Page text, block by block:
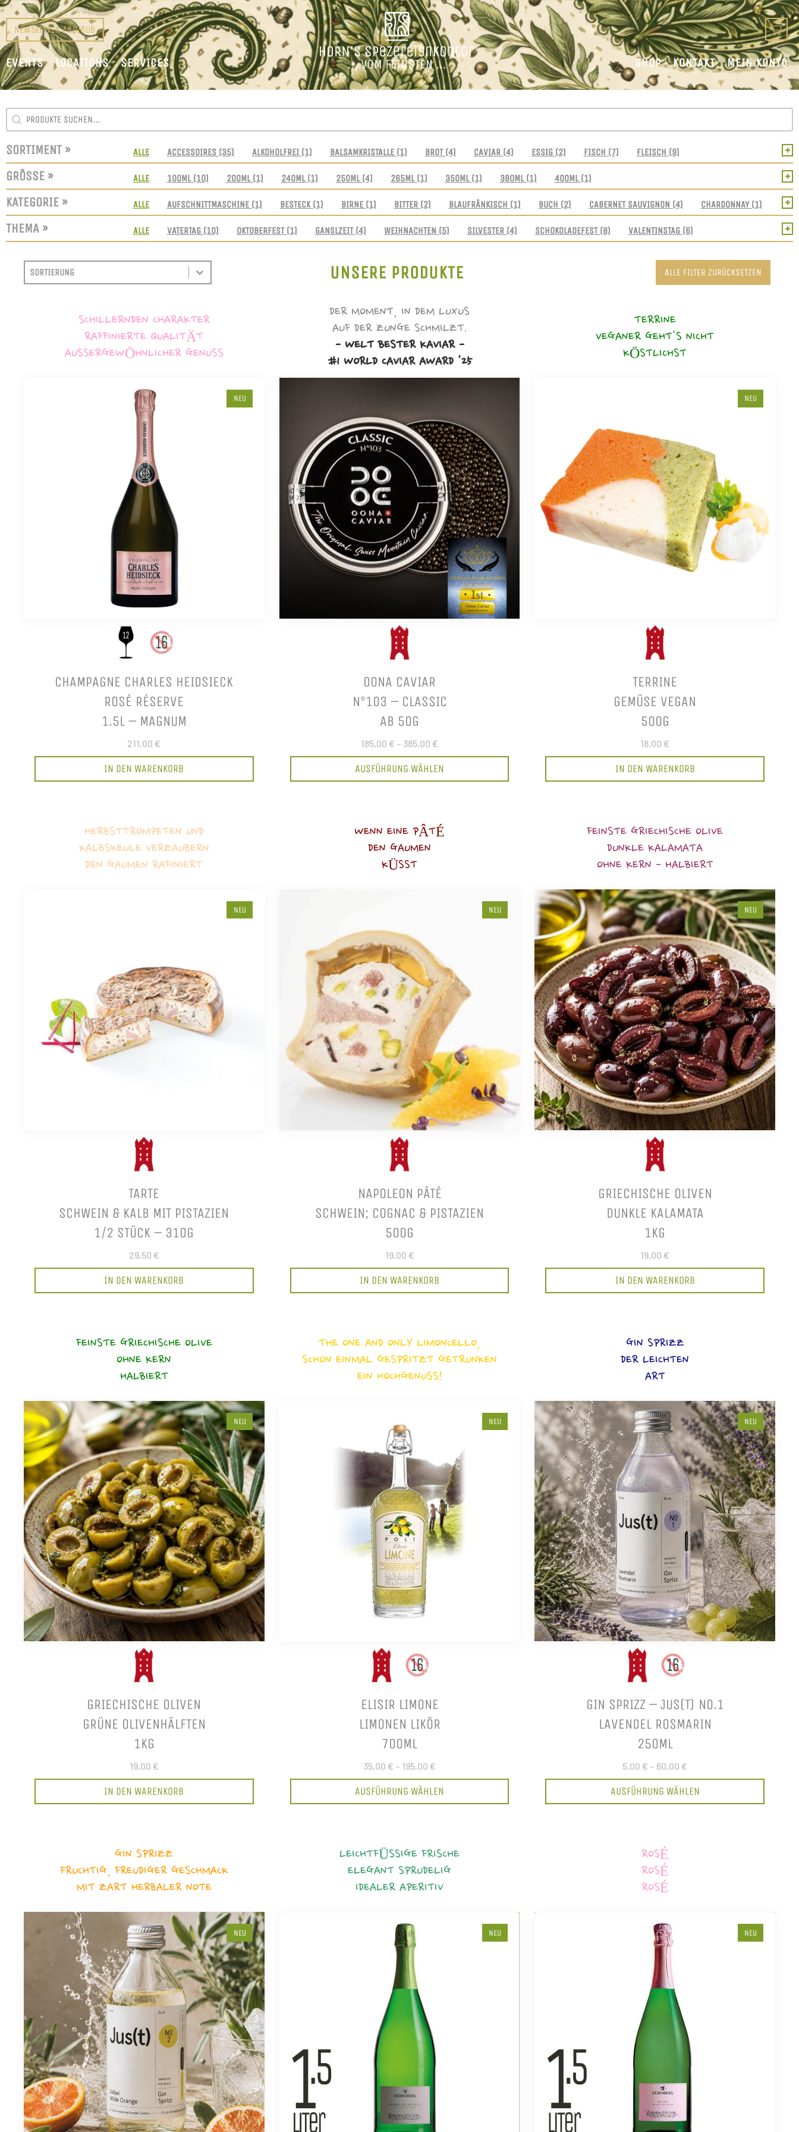
NEWSLETTER ABO/SUB
EVENTS LOCATIONS SERVICES SHOP KONTAKT MEIN KONTO
SUCHFELD
SEARCH CONTENT
SORTIMENT » SORTIMENT
ALLE ACCESSOIRES (35) ALKOHOLFREI (1) BALSAMKRISTALLE (1) BROT (4) CAVIAR (4) ESSIG (2) FISCH (7) FLEISCH (9)
+
GRÖSSE »
GRÖSSEN
ALLE 100ML (10) 200ML (1) 240ML (1) 250ML (4) 265ML (1) 350ML (1) 380ML (1) 400ML (1)
+
KATEGORIE »
KATEGORIE
ALLE AUFSCHNITTMASCHINE (1) BESTECK (1) BIRNE (1) BITTER (2) BLAUFRÄNKISCH (1) BUCH (2) CABERNET SAUVIGNON (4) CHARDONNAY (1)
+
THEMA »
THEMEN
ALLE VATERTAG (10) OKTOBERFEST (1) GANSLZEIT (4) WEIHNACHTEN (5) SILVESTER (4) SCHOKOLADEFEST (8) VALENTINSTAG (6) +
SORTIEREN
SORT CONTENT
SORT CONTENT UNSERE PRODUKTE ALLE FILTER ZURÜCKSETZEN
SCHILLERNDEN CHARAKTER
RAFFINIERTE QUALITÄT
AUSSERGEWÖHNLICHER GENUSS
NEU
CHAMPAGNE CHARLES HEIDSIECK
ROSÉ RÉSERVE
1.5L – MAGNUM
211,00 €
IN DEN WARENKORB
DER MOMENT, IN DEM LUXUS
AUF DER ZUNGE SCHMILZT.
- WELT BESTER KAVIAR -
#1 WORLD CAVIAR AWARD '25
OONA CAVIAR
N°103 – CLASSIC
AB 50G
185,00 € – 385,00 €
AUSFÜHRUNG WÄHLEN
TERRINE
VEGANER GEHT'S NICHT
KÖSTLICHST
NEU
TERRINE
GEMÜSE VEGAN
500G
18,00 €
IN DEN WARENKORB
HERBSTTROMPETEN UND
KALBSKEULE VERZAUBERN
DEN GAUMEN RAFINIERT
NEU
TARTE
SCHWEIN & KALB MIT PISTAZIEN
1/2 STÜCK – 310G
29,50 €
IN DEN WARENKORB
WENN EINE PÂTÉ
DEN GAUMEN
KÜSST
NEU
NAPOLEON PÂTÉ
SCHWEIN; COGNAC & PISTAZIEN
500G
19,00 €
IN DEN WARENKORB
FEINSTE GRIECHISCHE OLIVE
DUNKLE KALAMATA
OHNE KERN - HALBIERT
NEU
GRIECHISCHE OLIVEN
DUNKLE KALAMATA
1KG
19,00 €
IN DEN WARENKORB
FEINSTE GRIECHISCHE OLIVE
OHNE KERN
HALBIERT
NEU
GRIECHISCHE OLIVEN
GRÜNE OLIVENHÄLFTEN
1KG
19,00 €
IN DEN WARENKORB
THE ONE AND ONLY LIMONCELLO,
SCHON EINMAL GESPRITZT GETRUNKEN
EIN HOCHGENUSS!
NEU
ELISIR LIMONE
LIMONEN LIKÖR
700ML
35,00 € – 195,00 €
AUSFÜHRUNG WÄHLEN
GIN SPRIZZ
DER LEICHTEN
ART
NEU
GIN SPRIZZ – JUS(T) NO.1
LAVENDEL ROSMARIN
250ML
5,00 € – 60,00 €
AUSFÜHRUNG WÄHLEN
GIN SPRIZZ
FRUCHTIG, FREUDIGER GESCHMACK
MIT ZART HERBALER NOTE
NEU
LEICHTFÜSSIGE FRISCHE
ELEGANT SPRUDELIG
IDEALER APERITIV
NEU
ROSÉ
ROSÉ
ROSÉ
NEU